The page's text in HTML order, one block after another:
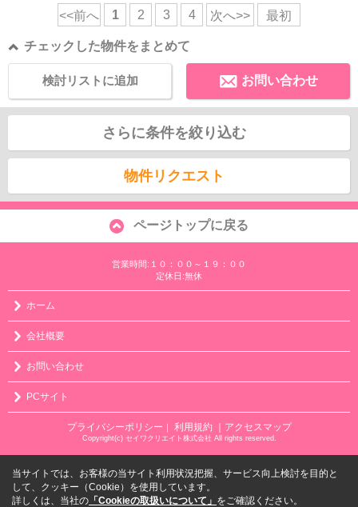
<<前へ 1 2 3 4 次へ>> 最初
チェックした物件をまとめて
お問い合わせ
検討リストに追加
さらに条件を絞り込む
物件リクエスト
ページトップに戻る
営業時間:１０：００～１９：００
定休日:無休
ホーム
会社概要
お問い合わせ
PCサイト
プライバシーポリシー ｜ 利用規約 ｜アクセスマップ
Copyright(c) セイワクリエイト株式会社 All rights reserved.
当サイトでは、お客様の当サイト利用状況把握、サービス向上検討を目的と
して、クッキー（Cookie）を使用しています。
詳しくは、当社の 「Cookieの取扱いについて」 をご確認ください。